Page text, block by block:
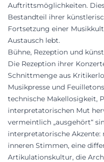
Auftrittsmöglichkeiten.
Bestandteil ihrer
Fortsetzung einer
Austausch lebt.
Bühne, Rezeption und
Die Rezeption ihrer
Schnittmenge aus
Musikpresse und
technische Makellosigkeit,
interpretatorischen Mut
vermeintlich „ausgehört“
interpretatorische Akzente:
inneren Stimmen, eine
Artikulationskultur, die